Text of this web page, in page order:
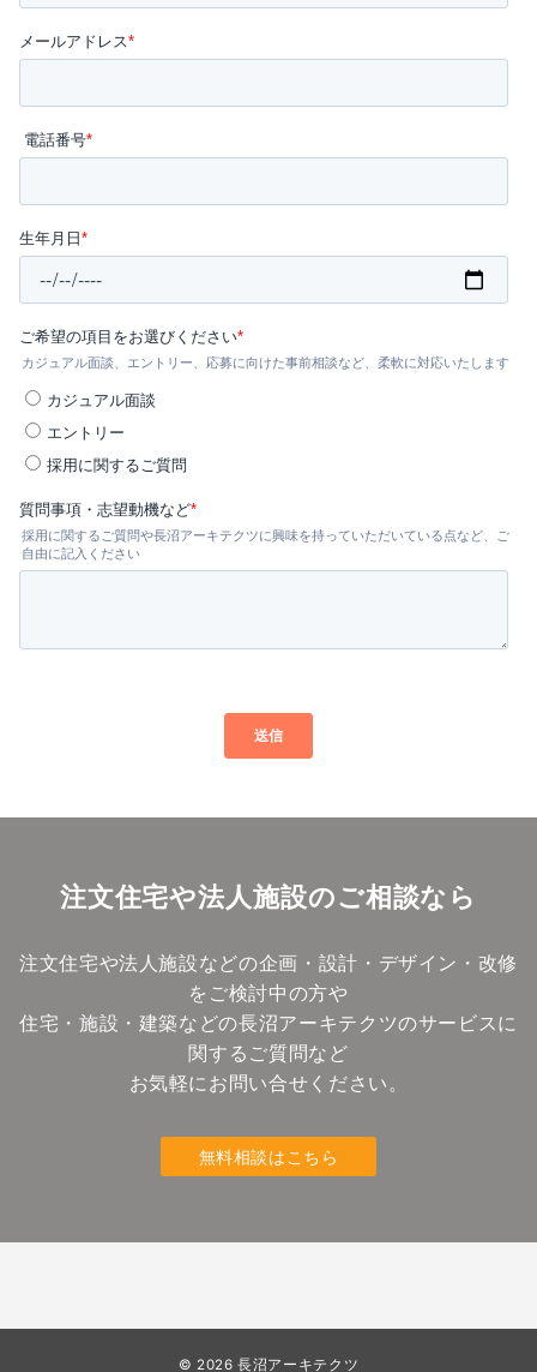
注文住宅や法人施設のご相談なら
注文住宅や法人施設などの企画・設計・デザイン・改修
をご検討中の方や
住宅・施設・建築などの長沼アーキテクツのサービスに
関するご質問など
お気軽にお問い合せください。
無料相談はこちら
© 2026長沼アーキテクツ